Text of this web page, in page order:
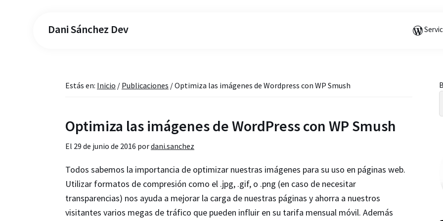
Dani Sánchez Dev
Estás en: Inicio / Publicaciones /Optimiza las imágenes de Wordpress con WP Smush
Optimiza las imágenes de WordPress con WP Smush
El 29 de junio de 2016 pordani.sanchez
Todos sabemos la importancia de optimizar nuestras imágenes para su uso en páginas web.
Utilizar formatos de compresión como el .jpg, .gif, o .png (en caso de necesitar
transparencias) nos ayuda a mejorar la carga de nuestras páginas y ahorra a nuestros
visitantes varios megas de tráfico que pueden influir en su tarifa mensual móvil. Además